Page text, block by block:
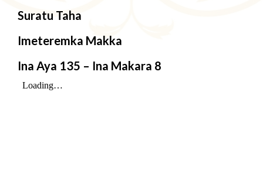
Suratu Taha
Imeteremka Makka
Ina Aya 135 – Ina Makara 8